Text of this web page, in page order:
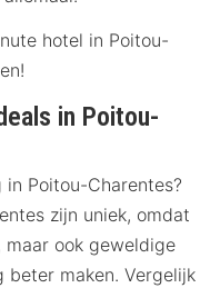
hotel in Poitou-
in Poitou-
Poitou-Charentes?
zijn uniek, omdat
ook geweldige
beter maken. Vergelijk